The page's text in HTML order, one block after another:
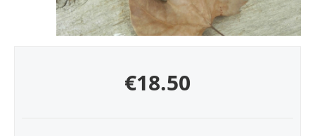
€18.50